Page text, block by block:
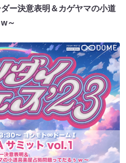
ー決意表明＆カゲヤマの小道
～